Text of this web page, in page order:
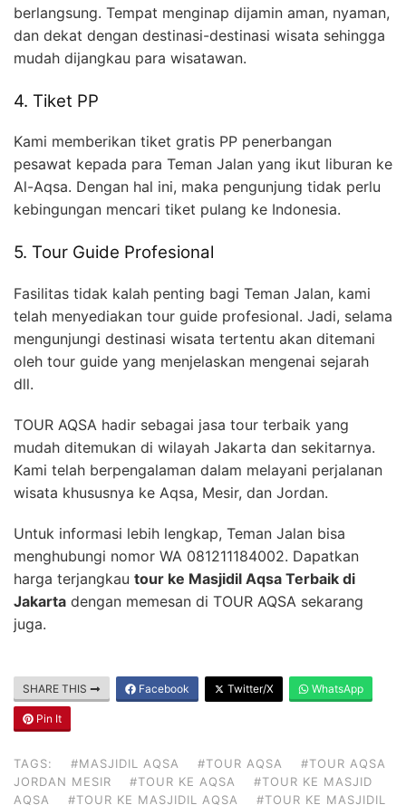
berlangsung. Tempat menginap dijamin aman, nyaman,
dan dekat dengan destinasi-destinasi wisata sehingga
mudah dijangkau para wisatawan.
4. Tiket PP
Kami memberikan tiket gratis PP penerbangan
pesawat kepada para Teman Jalan yang ikut liburan ke
Al-Aqsa. Dengan hal ini, maka pengunjung tidak perlu
kebingungan mencari tiket pulang ke Indonesia.
5. Tour Guide Profesional
Fasilitas tidak kalah penting bagi Teman Jalan, kami
telah menyediakan tour guide profesional. Jadi, selama
mengunjungi destinasi wisata tertentu akan ditemani
oleh tour guide yang menjelaskan mengenai sejarah
dll.
TOUR AQSA hadir sebagai jasa tour terbaik yang
mudah ditemukan di wilayah Jakarta dan sekitarnya.
Kami telah berpengalaman dalam melayani perjalanan
wisata khususnya ke Aqsa, Mesir, dan Jordan.
Untuk informasi lebih lengkap, Teman Jalan bisa
menghubungi nomor WA 081211184002. Dapatkan
harga terjangkau tour ke Masjidil Aqsa Terbaik di
Jakarta dengan memesan di TOUR AQSA sekarang
juga.
SHARE THIS Facebook Twitter/X WhatsApp
Pin It
TAGS: #MASJIDIL AQSA #TOUR AQSA
#TOUR AQSA
JORDAN MESIR
#TOUR KE AQSA
#TOUR KE MASJID
AQSA
#TOUR KE MASJIDIL AQSA #TOUR KE MASJIDIL